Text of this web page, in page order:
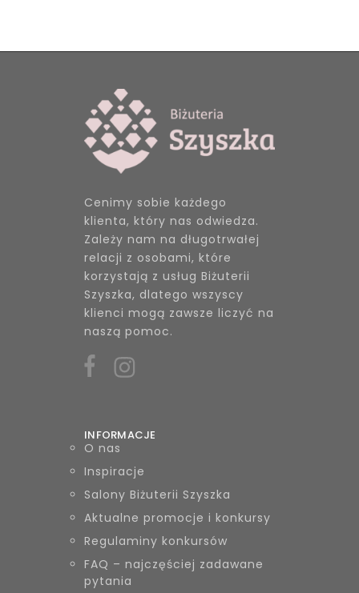
Cenimy sobie każdego
klienta, który nas odwiedza.
Zależy nam na długotrwałej
relacji z osobami, które
korzystają z usług Biżuterii
Szyszka, dlatego wszyscy
klienci mogą zawsze liczyć na
naszą pomoc.
INFORMACJE
O nas
Inspiracje
Salony Biżuterii Szyszka
Aktualne promocje i konkursy
Regulaminy konkursów
FAQ – najczęściej zadawane
pytania